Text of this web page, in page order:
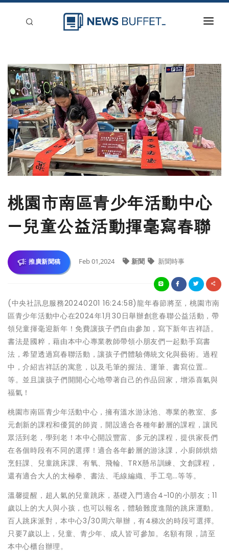
新聞稿分類
登入
刊登
桃園市南區青少年活動中心
—兒童公益活動揮毫寫春聯
推廣新聞稿 Feb 01,2024 新聞 新聞時事
(中央社訊息服務20240201 16:24:58)龍年春節將至，桃園市南
區青少年活動中心在2024年1月30日舉辦創意春聯公益活動，帶
領兒童揮毫迎新年！免費讓孩子們自由參加，寫下新年吉祥語。
書法是國粹，藉由本中心專業教師帶領小朋友們一起動手寫書
法，希望透過寫春聯活動，讓孩子們體驗傳統文化與藝術。過程
中，介紹吉祥話的寓意，以及毛筆的握法、運筆、書寫位置…
等。並且讓孩子們開開心心地帶著自己的作品回家，增添喜氣與
福氣！
桃園市南區青少年活動中心，擁有溫水游泳池、專業的教室、多
元創新的課程和優質的師資，開設適合各種年齡層的課程，讓民
眾活到老，學到老！本中心開設豐富、多元的課程，提供家長們
在各個時段有不同的選擇！適合各年齡層的游泳課，小廚師烘焙
烹飪課、兒童跳床課、有氧、飛輪、TRX懸吊訓練、文創課程，
還有適合大人的太極拳、書法、毛線編織、手工皂…等等。
溫馨提醒，超人氣的兒童跳床，基礎入門適合4~10的小朋友；11
歲以上的大人與小孩，也可以報名，體驗難度進階的跳床運動。
百人跳床派對，本中心3/30周六舉辦，有4梯次的時段可選擇。
只要7歲以上，兒童、青少年、成人皆可參加。名額有限，請至
本中心櫃台辦理。